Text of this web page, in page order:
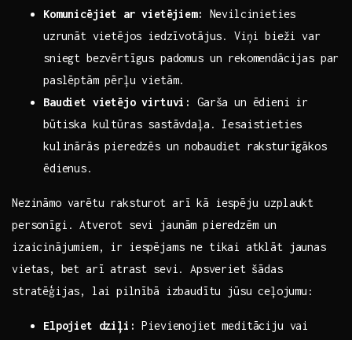
Komunicējiet ar⁣ vietējiem:
Nevilcinieties
⁤uzrunāt vietējos iedzīvotājus. Viņi bieži var
sniegt bezvērtīgus padomus un rekomendācijas par
paslēptām pērļu vietām.
Baudiet vietējo virtuvi:
Garša​ un ēdieni ir
būtiska kultūras sastāvdaļa. Iesaistieties
kulinārās‌ pieredzēs un nobaudiet raksturīgākos
ēdienus.
Nezināmo varētu raksturot arī kā ‍iespēju uzplaukt
personīgi. Atverot ‌sevi jaunām pieredzēm‌ un
izaicinājumiem, ir iespējams ne tikai atklāt jaunas
vietas,⁤ bet ​arī ⁤atrast sevi. Apsveriet ‍šādas
stratēģijas,⁢ lai⁤ pilnībā izbaudītu jūsu ceļojumu:
Elpojiet dziļi: ‌Pievienojiet meditāciju‍ vai‍